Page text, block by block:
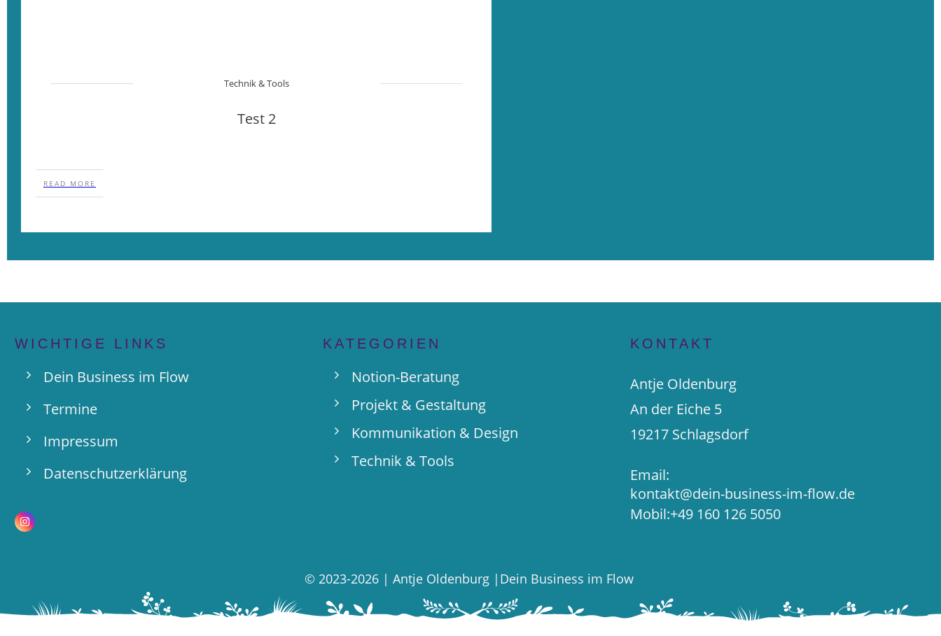
Technik & Tools
Test 2
READ MORE
WICHTIGE LINKS
Dein Business im Flow
Termine
Impressum
Datenschutzerklärung
KATEGORIEN
Notion-Beratung
Projekt & Gestaltung
Kommunikation & Design
Technik & Tools
KONTAKT
Antje Oldenburg
An der Eiche 5
19217 Schlagsdorf
Email:
kontakt@dein-business-im-flow.de
Mobil:+49 160 126 5050
© 2023-2026| Antje Oldenburg|Dein Business im Flow